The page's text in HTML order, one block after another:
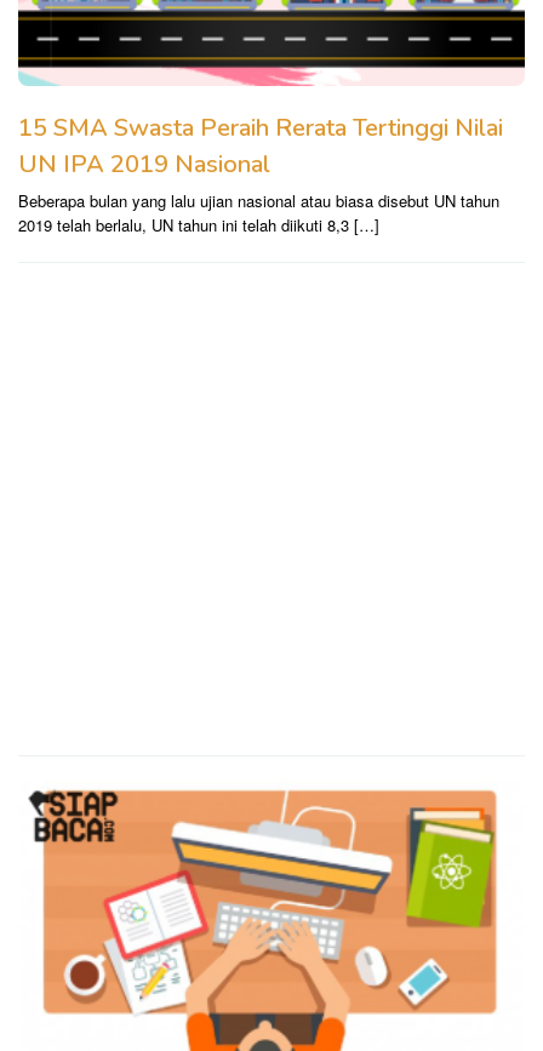
15 SMA Swasta Peraih Rerata Tertinggi Nilai
UN IPA 2019 Nasional
Beberapa bulan yang lalu ujian nasional atau biasa disebut UN tahun
2019 telah berlalu, UN tahun ini telah diikuti 8,3 […]